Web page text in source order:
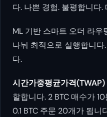
다. 나쁜 경험. 불평합니다.
ML 기반 스마트 오더 라
나눠 최적으로 실행합니
다.
시간가중평균가격(TWAP)
할합니다. 2 BTC 매수가
0.1 BTC 주문 20개가 됩니